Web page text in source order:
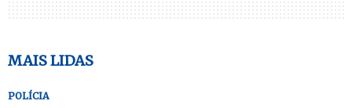
MAIS LIDAS
POLÍCIA